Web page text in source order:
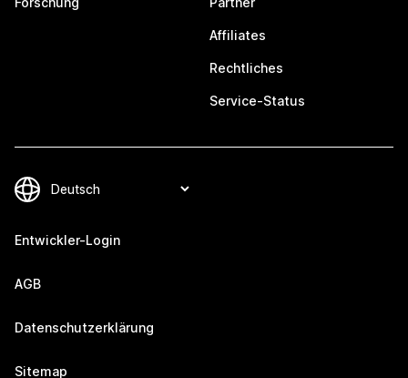
Affiliates
Rechtliches
Service-Status
Entwickler-Login
AGB
Datenschutzerklärung
Sitemap